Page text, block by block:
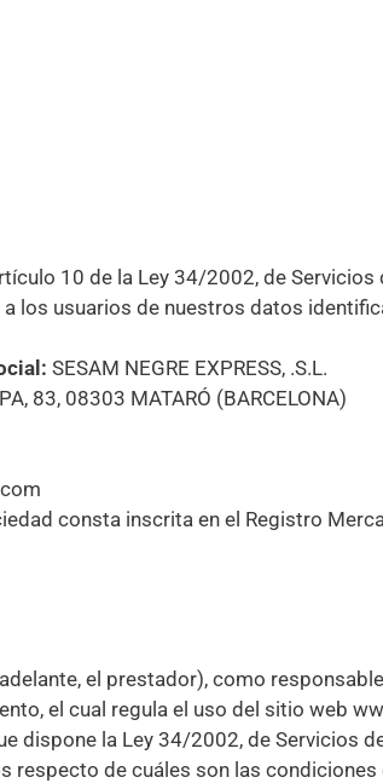
10 de la Ley 34/2002, de
los usuarios de nuestros datos
SESAM NEGRE EXPRESS, .S.L.
83, 08303 MATARÓ (BARCELONA)
consta inscrita en el Registro
adelante, el prestador), como
el cual regula el uso del sitio web
dispone la Ley 34/2002, de Servicios
de cuáles son las condiciones